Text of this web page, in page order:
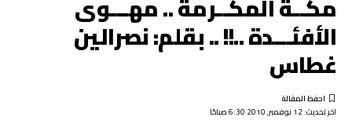
مكــة المكــرمة .. مهـــوى
الأفئـــدة ..!! .. بقلم: نصرالين
غطاس
اخر تحديث: 12 نوفمبر, 2010 6:30 صباحًا